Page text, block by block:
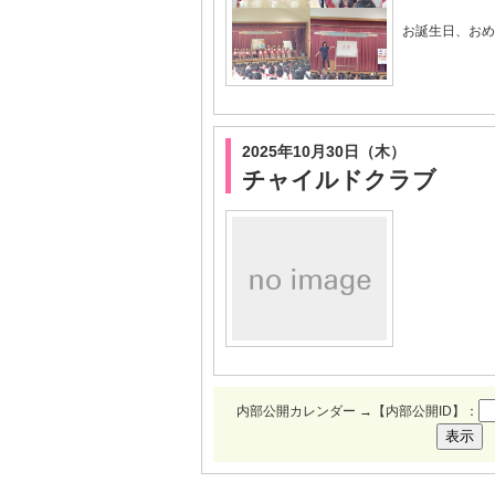
お誕生日、お
2025年10月30日（木）
チャイルドクラブ
内部公開カレンダー →【内部公開ID】：